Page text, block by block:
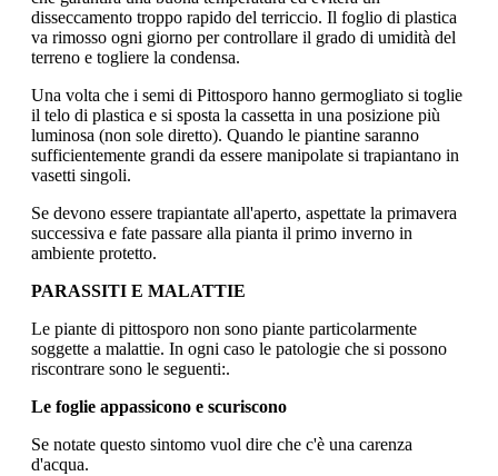
disseccamento troppo rapido del terriccio. Il foglio di plastica
va rimosso ogni giorno per controllare il grado di umidità del
terreno e togliere la condensa.
Una volta che i semi di Pittosporo hanno germogliato si toglie
il telo di plastica e si sposta la cassetta in una posizione più
luminosa (non sole diretto). Quando le piantine saranno
sufficientemente grandi da essere manipolate si trapiantano in
vasetti singoli.
Se devono essere trapiantate all'aperto, aspettate la primavera
successiva e fate passare alla pianta il primo inverno in
ambiente protetto.
PARASSITI E MALATTIE
Le piante di pittosporo non sono piante particolarmente
soggette a malattie. In ogni caso le patologie che si possono
riscontrare sono le seguenti:.
Le foglie appassicono e scuriscono
Se notate questo sintomo vuol dire che c'è una carenza
d'acqua.